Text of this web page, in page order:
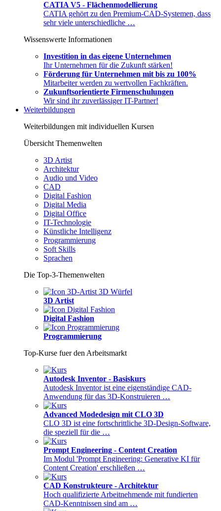
CATIA V5 - Flächenmodellierung
CATIA gehört zu den Premium-CAD-Systemen, dass
sehr viele unterschiedliche …
Wissenswerte Informationen
Investition in das eigene Unternehmen
Ihr Unternehmen für die Zukunft stärken!
Förderung für Unternehmen mit bis zu 100%
Mitarbeiter werden zu wertvollen Fachkräften.
Zukunftsorientierte Firmenschulungen
Wir sind ihr zuverlässiger IT-Partner!
Weiterbildungen
Weiterbildungen mit individuellen Kursen
Übersicht Themenwelten
3D Artist
Architektur
Audio und Video
CAD
Digital Fashion
Digital Media
Digital Office
IT-Technologie
Künstliche Intelligenz
Programmierung
Soft Skills
Sprachen
Die Top-3-Themenwelten
3D Artist
Digital Fashion
Programmierung
Top-Kurse fuer den Arbeitsmarkt
Autodesk Inventor - Basiskurs
Autodesk Inventor ist eine eigenständige CAD-
Anwendung für das 3D-Konstruieren …
Advanced Modedesign mit CLO 3D
CLO 3D ist eine fortschrittliche 3D-Design-Software,
die speziell für die …
Prompt Engineering - Content Creation
Im Modul 'Prompt Engineering: Generative KI für
Content Creation' erschließen …
CAD Konstrukteure - Architektur
Hoch qualifizierte Arbeitnehmende mit fundierten
CAD-Kenntnissen sind am …